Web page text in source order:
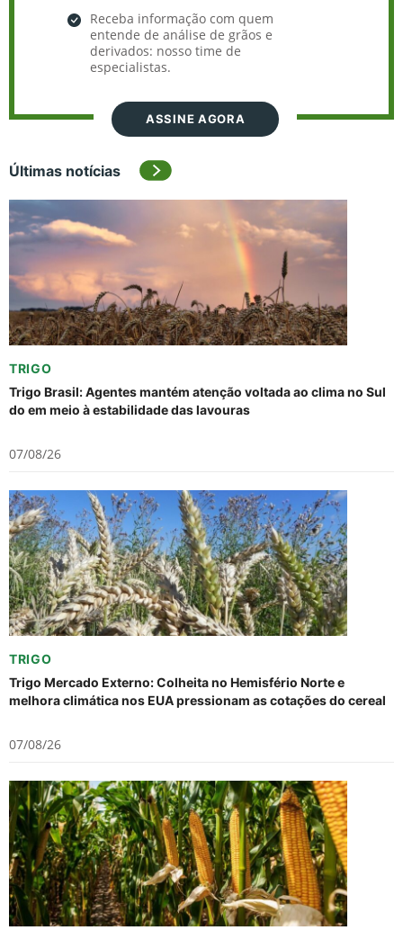
Receba informação com quem
entende de análise de grãos e
derivados: nosso time de
especialistas.
ASSINE AGORA
Últimas notícias
TRIGO
Trigo Brasil: Agentes mantém atenção voltada ao clima no Sul
do em meio à estabilidade das lavouras
07/08/26
TRIGO
Trigo Mercado Externo: Colheita no Hemisfério Norte e
melhora climática nos EUA pressionam as cotações do cereal
07/08/26